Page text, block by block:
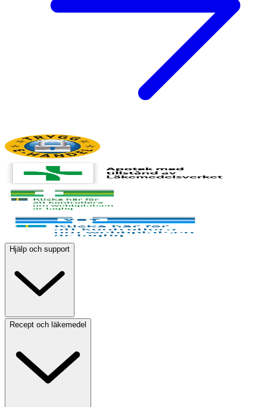
Hjälp och support
Recept och läkemedel